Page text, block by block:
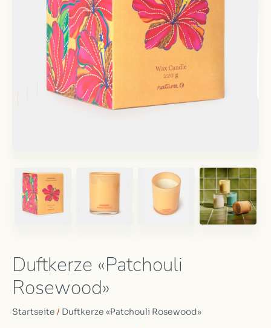
Duftkerze «Patchouli
Rosewood»
Startseite / Duftkerze «Patchouli Rosewood»